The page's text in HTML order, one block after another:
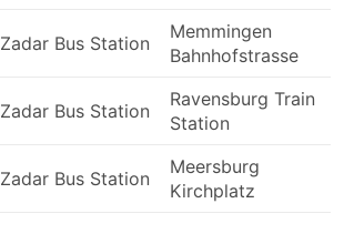
Zadar Bus Station
Memmingen
Bahnhofstrasse
Zadar Bus Station
Ravensburg Train
Station
Zadar Bus Station
Meersburg
Kirchplatz